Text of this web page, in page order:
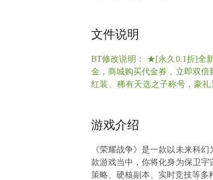
文件说明
BT修改说明： ★[永久0.1折]全
金，商城购买代金券，立即双
红装、稀有天选之子称号，豪
游戏介绍
《荣耀战争》是一款以未来科
款游戏当中，你将化身为保卫
策略、硬核副本、实时竞技等多